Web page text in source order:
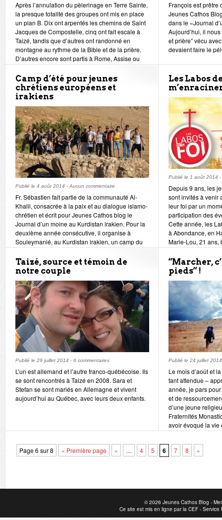
Après l’annulation du pèlerinage en Terre Sainte,
la presque totalité des groupes ont mis en place
un plan B. Dix ont arpentés les chemins de Saint
Jacques de Compostelle, cinq ont fait escale à
Taizé, tandis que d’autres ont randonné en
montagne au rythme de la Bible et de la prière.
D’autres encore sont partis à Rome, Assise ou
Éphèse et certains ont marché vers le Mont-
Saint-Michel ou encore ont rejoint des initiatives
de leur diocèse déjà en place comme HolyBeach
ou le festival d’Hautecombe. Tous ont eu à cœur
prière pour la paix.
François est prêtre
Jeunes Cathos
dans le «Journal
Aujourd’hui, il
et prière” vécu
devaient faire le
Camp d’été pour jeunes
chrétiens européens et
irakiens
Publié le 4 août 2014 - Aucun commentaire
Fr. Sébastien fait partie de la communauté Al-
Khalil, consacrée à la paix et au dialogue islamo-
chrétien et écrit pour Jeunes Cathos blog le
Journal d’un moine au Kurdistan irakien. Pour la
deuxième année consécutive, il organise à
Souleymanié, au Kurdistan irakien, un camp du
22 au 29 août avec des jeunes chrétiens
irakiens.
Les Labos
Publié le 1 août 2014 -
Depuis 9 ans, les
sont invités à venir
leur foi par un
participation des
Cette année, les
à Abondance, en
Marie-Lou, 21 ans,
sera aux Labos de
année.
Taizé, source et témoin de
notre couple
Publié le 29 juillet 2014 - 6 commentaires
L’un est allemand et l’autre franco-québécoise. Ils
se sont rencontrés à Taizé en 2008. Sara et
Stefan se sont mariés en Allemagne et vivent
aujourd’hui au Québec, avec leurs deux enfants.
“Marcher,
pieds” !
Publié le 24 juillet 2014
Le mois d’août et
tant attendue –
année, je pars
et de
d’une jeune
Fraternités
avoir évoqué la vie
Page 6 sur 8 « Première page « … 4 5 6 7 8 »
© 2026Jeunes Cathos Blog-
Ce site est mis en ligne par laCEF-Service